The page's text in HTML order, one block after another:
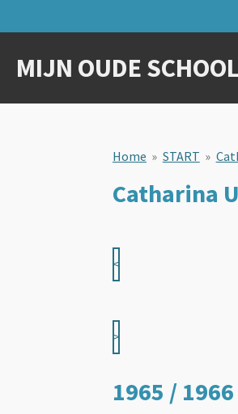
direct
deMIJN OUDE SCHOOL
Home » START »
Catharina
<
>
1965 /